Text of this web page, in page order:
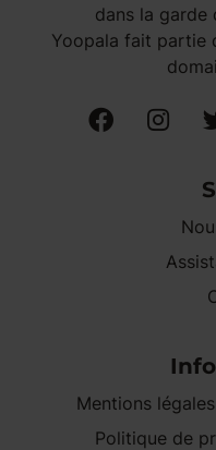
dans la garde
Yoopala fait partie
Mentions
Politique de